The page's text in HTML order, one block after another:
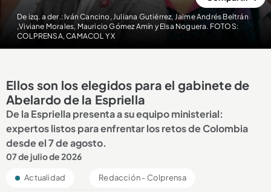
De izq. a der.: Iván Cancino, Juliana Gutiérrez, Jaime Andrés Beltrán
,Viviane Morales, Mauricio Gómez Amín y Elsa Noguera. FOTOS:
COLPRENSA, CAMACOL Y X
Ellos son los elegidos para el gabinete de
Abelardo de la Espriella
De la Espriella presenta a su equipo ministerial:
expertos listos para enfrentar los retos de Colombia
desde el 7 de agosto.
07 de julio de 2026
Actualidad Redacción - Colprensa